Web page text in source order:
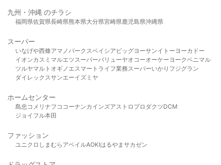
九州・沖縄 のチラシ
福岡県佐賀県長崎県熊本県大分県宮崎県鹿児島県沖縄県
スーパー
いなげや西條アマノパークスベイシア ビッグヨーサンイトーヨーカドー
イオンカスミ マルエツスーパーバリューヤオコーオーケー ヨークベニマル
ツルヤマルト オギノ エスマート ライフ業務スーパーいかり フジグラン
ダイレックスサンエーイズミヤ
ホームセンター
島忠 コメリ ナフコ コーナンカインズアストロプロダクツDCM
ジョイフル本田
ファッション
ユニクロ しまむら アベイルAOKIはるやま サカゼン